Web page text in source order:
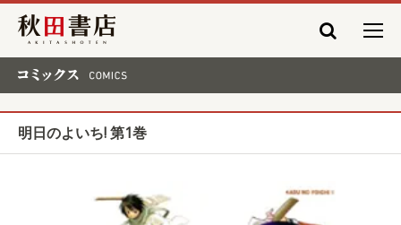
秋田書店
明日のよいち! 第1巻